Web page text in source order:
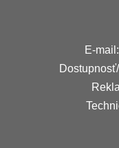
E-mail: